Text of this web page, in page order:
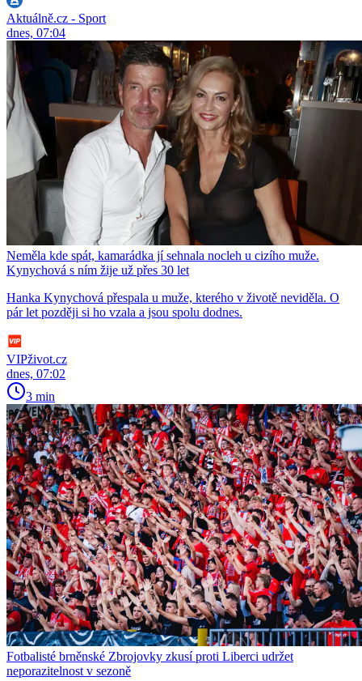
Aktuálně.cz - Sport
dnes, 07:04
Neměla kde spát, kamarádka jí sehnala nocleh u cizího muže.
Kynychová s ním žije už přes 30 let
Hanka Kynychová přespala u muže, kterého v životě neviděla. O
pár let později si ho vzala a jsou spolu dodnes.
VIPživot.cz
dnes, 07:02
3 min
Fotbalisté brněnské Zbrojovky zkusí proti Liberci udržet
neporazitelnost v sezoně